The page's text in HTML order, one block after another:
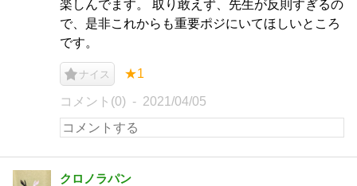
楽しんでます。 取り敢えず、先生が反則すぎるの
で、是非これからも重要ポジにいてほしいところ
です。
ナイス ★1
コメント(0) 2021/04/05
クロノラパン